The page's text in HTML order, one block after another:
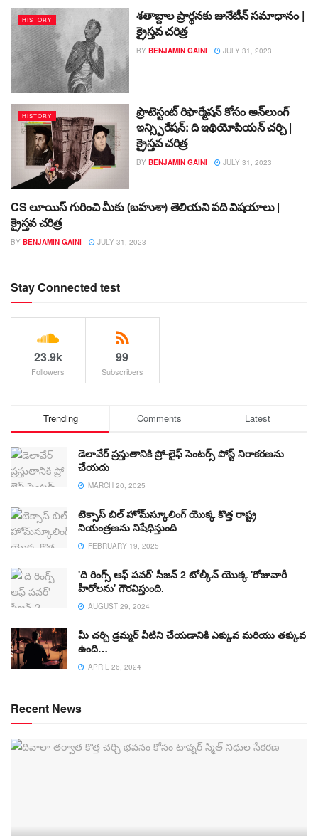
HISTORY
శతాబ్దాల ప్రార్థనకు జునేటీన్ సమాధానం |
క్రైస్తవ చరిత్ర
BY BENJAMIN GAINI JULY 31, 2023
HISTORY
ప్రొటెస్టంట్ రిఫార్మేషన్ కోసం అన్‌లుంగ్
ఇన్స్పిరేషన్: ది ఇథియోపియన్ చర్చి |
క్రైస్తవ చరిత్ర
BY BENJAMIN GAINI JULY 31, 2023
HISTORY
CS లూయిస్ గురించి మీకు (బహుశా) తెలియని పది విషయాలు |
క్రైస్తవ చరిత్ర
BY BENJAMIN GAINI JULY 31, 2023
Stay Connected test
23.9k
Followers
99
Subscribers
Trending Comments Latest
డెలావేర్ ప్రస్తుతానికి ప్రో-లైఫ్ సెంటర్స్ పోస్ట్ నిరాకరణను
చేయదు
MARCH 20, 2025
టెక్సాస్ బిల్ హోమ్‌స్కూలింగ్ యొక్క కొత్త రాష్ట్ర
నియంత్రణను నిషేధిస్తుంది
FEBRUARY 19, 2025
'ది రింగ్స్ ఆఫ్ పవర్' సీజన్ 2 టోల్కీన్ యొక్క 'రోజువారీ
హీరోలను' గౌరవిస్తుంది.
AUGUST 29, 2024
మీ చర్చి డ్రమ్మర్ వీటిని చేయడానికి ఎక్కువ మరియు తక్కువ
ఉంది…
APRIL 26, 2024
Recent News